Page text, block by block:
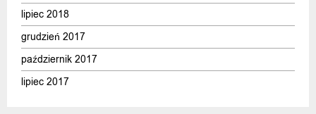
lipiec 2018
grudzień 2017
październik 2017
lipiec 2017